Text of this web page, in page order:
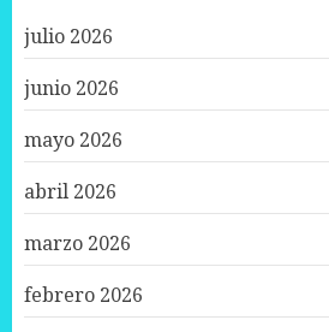
julio 2026
junio 2026
mayo 2026
abril 2026
marzo 2026
febrero 2026